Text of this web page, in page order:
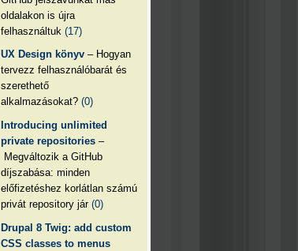
oldalakon is újra
felhasználtuk(17)
UX Design könyv – Hogyan
tervezz felhasználóbarát és
szerethető
alkalmazásokat?(0)
Introducing unlimited
private repositories –
Megváltozik a GitHub
díjszabása: minden
előfizetéshez korlátlan számú
privát repository jár(0)
Drupal 8 Twig: add custom
CSS classes to menus